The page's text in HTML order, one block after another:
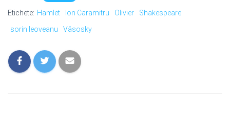
Etichete: Hamlet Ion Caramitru Olivier
Shakespeare
sorin leoveanu
Vâsosky